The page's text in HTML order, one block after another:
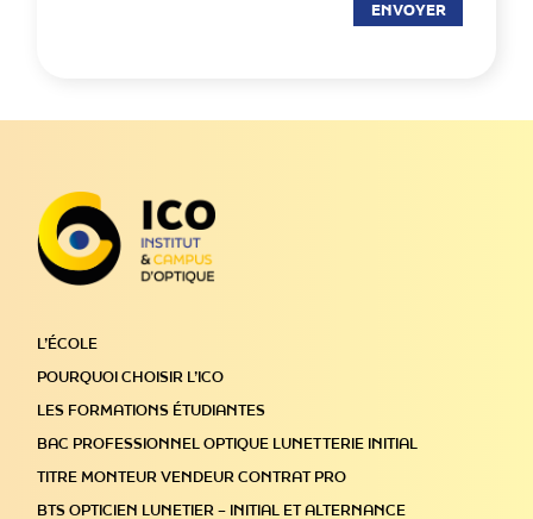
L’ÉCOLE
POURQUOI CHOISIR L’ICO
LES FORMATIONS ÉTUDIANTES
BAC PROFESSIONNEL OPTIQUE LUNETTERIE INITIAL
TITRE MONTEUR VENDEUR CONTRAT PRO
BTS OPTICIEN LUNETIER – INITIAL ET ALTERNANCE